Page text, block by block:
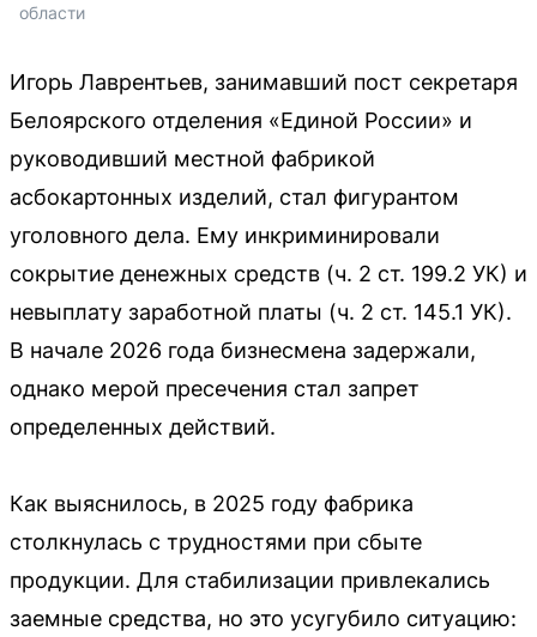
области
Игорь Лаврентьев, занимавший пост секретаря
Белоярского отделения «Единой России» и
руководивший местной фабрикой
асбокартонных изделий, стал фигурантом
уголовного дела. Ему инкриминировали
сокрытие денежных средств (ч. 2 ст. 199.2 УК) и
невыплату заработной платы (ч. 2 ст. 145.1 УК).
В начале 2026 года бизнесмена задержали,
однако мерой пресечения стал запрет
определенных действий.
Как выяснилось, в 2025 году фабрика
столкнулась с трудностями при сбыте
продукции. Для стабилизации привлекались
заемные средства, но это усугубило ситуацию: